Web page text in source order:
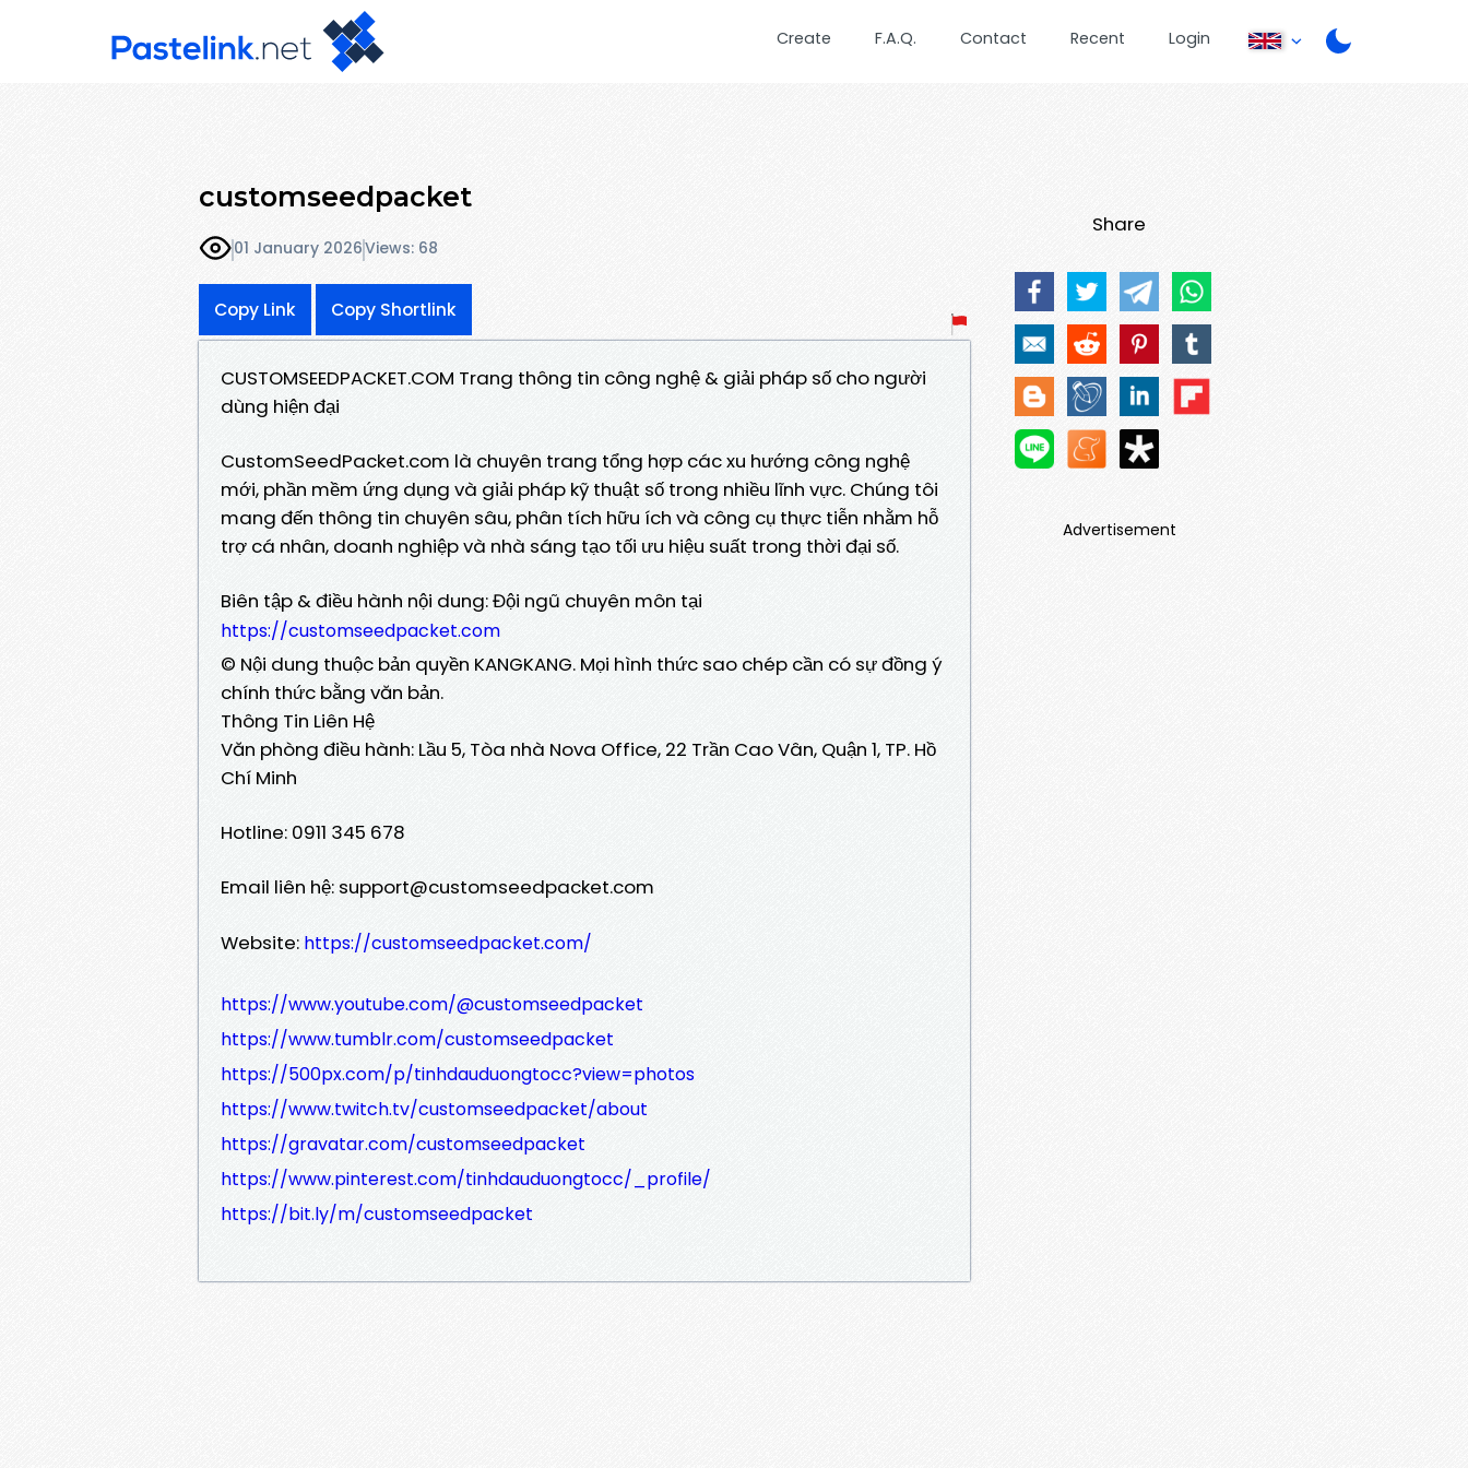
Create F.A.Q. Contact Recent Login
customseedpacket
01 January 2026Views: 68
Copy Link Copy Shortlink
CUSTOMSEEDPACKET.COM Trang thông tin công nghệ & giải pháp số cho người
dùng hiện đại
CustomSeedPacket.com là chuyên trang tổng hợp các xu hướng công nghệ
mới, phần mềm ứng dụng và giải pháp kỹ thuật số trong nhiều lĩnh vực. Chúng tôi
mang đến thông tin chuyên sâu, phân tích hữu ích và công cụ thực tiễn nhằm hỗ
trợ cá nhân, doanh nghiệp và nhà sáng tạo tối ưu hiệu suất trong thời đại số.
Biên tập & điều hành nội dung: Đội ngũ chuyên môn tại
https://customseedpacket.com
© Nội dung thuộc bản quyền KANGKANG. Mọi hình thức sao chép cần có sự đồng ý
chính thức bằng văn bản.
Thông Tin Liên Hệ
Văn phòng điều hành: Lầu 5, Tòa nhà Nova Office, 22 Trần Cao Vân, Quận 1, TP. Hồ
Chí Minh
Hotline: 0911 345 678
Email liên hệ: support@customseedpacket.com
Website: https://customseedpacket.com/
https://www.youtube.com/@customseedpacket
https://www.tumblr.com/customseedpacket
https://500px.com/p/tinhdauduongtocc?view=photos
https://www.twitch.tv/customseedpacket/about
https://gravatar.com/customseedpacket
https://www.pinterest.com/tinhdauduongtocc/_profile/
https://bit.ly/m/customseedpacket
Share
Advertisement